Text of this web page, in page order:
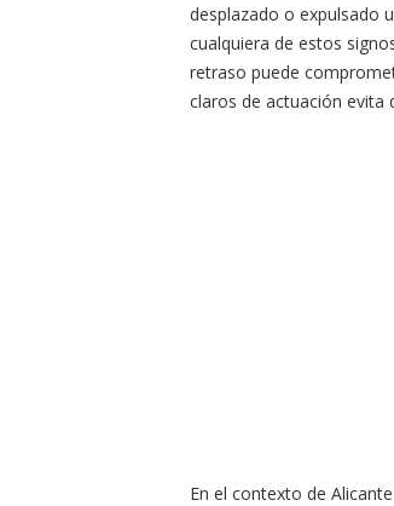
desplazado o expulsado
cualquiera de estos
retraso puede
claros de actuación evita
En el contexto de